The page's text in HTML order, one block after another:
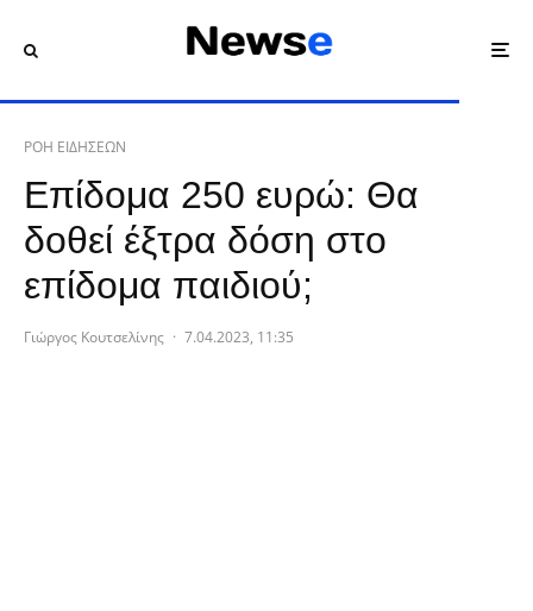
ΡΟΗ ΕΙΔΗΣΕΩΝ
Επίδομα 250 ευρώ: Θα
δοθεί έξτρα δόση στο
επίδομα παιδιού;
Γιώργος Κουτσελίνης · 7.04.2023, 11:35